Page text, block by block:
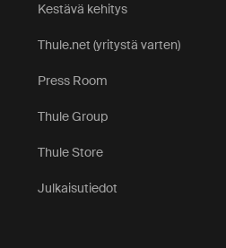
Kestävä kehitys
Thule.net (yritystä varten)
Press Room
Thule Group
Thule Store
Julkaisutiedot